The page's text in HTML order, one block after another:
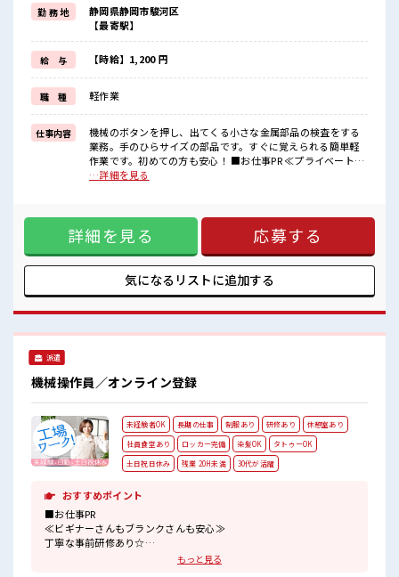
≪髪色自由で自分らしく働く≫
明るすぎたり奇抜でなければ基本的に自由！
(規定有)≪機能的な制服アリ≫
制服があるので、
毎日の服装の悩み解消♪
≪初めての仕事だけど自分にもできそう≫
新しいことにチャレンジするのは不安だけど、
しっかり働く環境が整っています！
イチからスキルUP・ステップUP目指していきましょう！
■職場の雰囲気
少人数の職場だから一緒に働く仲間との距離もグッと近い！
安心してお仕事に集中♪
勤 務 地
静岡県静岡市駿河区
【最寄駅】
給 与 【時給】1,200 円
職 種 軽作業
仕事内容
機械のボタンを押し、出てくる小さな金属部品の検査をする
業務。手のひらサイズの部品です。すぐに覚えられる簡単軽
作業です。初めての方も安心！ ■お仕事PR ≪プライベートが
充実する≫ 場合によってはお願いすることもありますが、 残
ぎたり奇抜でなければ基本的に自由！ (規定有)≪機能的な制
服アリ≫ 制服があるので、 毎日の服装の悩み解消♪ ≪初めて
の仕事だけど自分にもできそう≫ 新しいことにチャレンジす
るのは不安だけど、 しっかり働く環境が整っています！ イチ
からスキルUP・ステップUP目指していきましょう！ ■職場
の雰囲気 少人数の職場だから一緒に働く仲間との距離もグッ
シイPoint☆ ロッカーあり！ 安心してお仕事に集中♪
…詳細を見る
詳細を見る 応募する
気になるリストに追加する
派遣
機械操作員／オンライン登録
未経験者OK 長期の仕事 制服あり 研修あり
休憩室あり
社員食堂あり
ロッカー完備 染髪OK
タトゥーOK
土日祝日休み
残業 20H未満 30代が活躍
おすすめポイント
■お仕事PR
≪ビギナーさんもブランクさんも安心≫
丁寧な事前研修あり☆
≪ちょっとの残業で収入アップ≫もっと見る